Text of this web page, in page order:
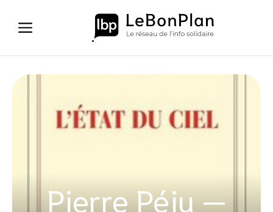
contenu
Pierre Péju —